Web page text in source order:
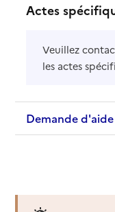
Actes
Veuillez
les actes
Demande